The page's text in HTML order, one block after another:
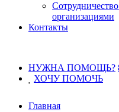
организациями
Контакты
НУЖНА ПОМОЩЬ?
ХОЧУПОМОЧЬ
Главная